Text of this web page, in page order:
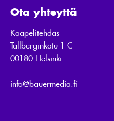
Ota yhteyttä
Kaapelitehdas
Tallberginkatu 1 C
00180 Helsinki
info@bauermedia.fi